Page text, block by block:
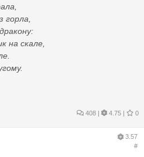
на скале,
408 | 4.75 | 0
3.57
#